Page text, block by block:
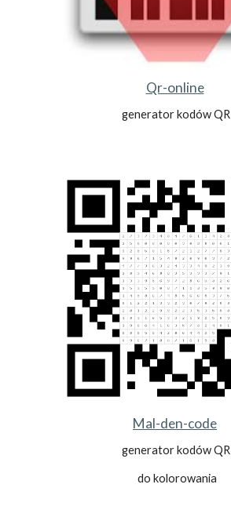
Qr-online
generator kodów QR
Mal-den-code
generator kodów QR
do kolorowania